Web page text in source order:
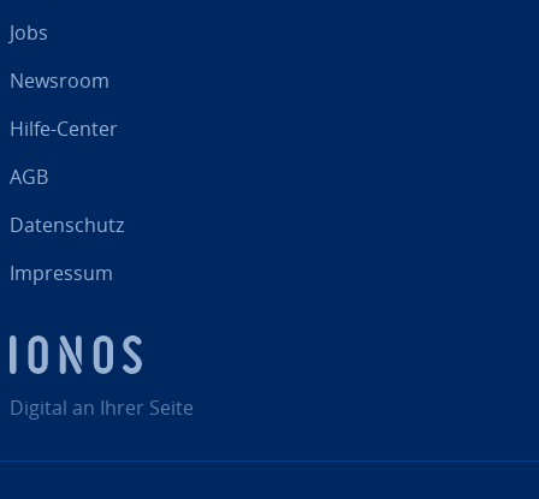
Digital an Ihrer Seite
Jobs
Newsroom
Hilfe-Center
AGB
Da­ten­schutz
Impressum